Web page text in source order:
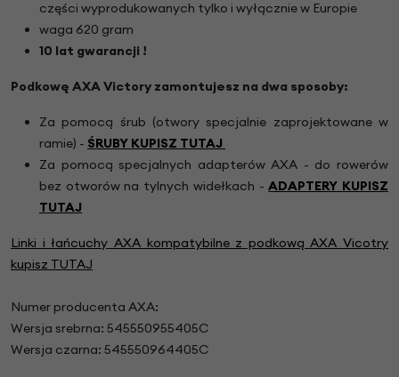
części wyprodukowanych tylko i wyłącznie w Europie
waga 620 gram
10 lat gwarancji !
Podkowę AXA Victory zamontujesz na dwa sposoby:
Za pomocą śrub (otwory specjalnie zaprojektowane w
ramie) - ŚRUBY KUPISZ TUTAJ
Za pomocą specjalnych adapterów AXA - do rowerów
bez otworów na tylnych widełkach -ADAPTERY KUPISZ
TUTAJ
Linki i łańcuchy AXA kompatybilne z podkową AXA Vicotry
kupisz TUTAJ
Numer producenta AXA:
Wersja srebrna: 545550955405C
Wersja czarna: 545550964405C